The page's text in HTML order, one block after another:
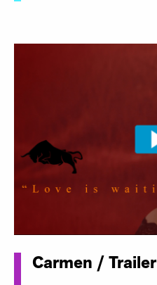
Carmen / Trailer